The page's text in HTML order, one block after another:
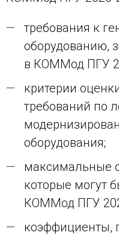
требования к
оборудованию,
в КОММод ПГУ
критерии
требований по
оборудования;
максимальные
которые могут
КОММод ПГУ
коэффициенты,